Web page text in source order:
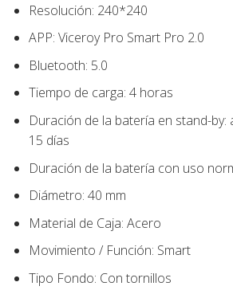
Resolución: 240*240
APP: Viceroy Pro Smart Pro 2.0
Bluetooth: 5.0
Tiempo de carga: 4 horas
Duración de la batería en stand-
15 días
Duración de la batería con uso
Diámetro: 40 mm
Material de Caja: Acero
Movimiento / Función: Smart
Tipo Fondo: Con tornillos